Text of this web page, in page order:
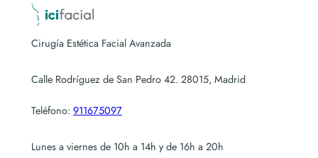
Cirugía Estética Facial Avanzada
Calle Rodríguez de San Pedro 42. 28015, Madrid
Teléfono: 911675097
Lunes a viernes de 10h a 14h y de 16h a 20h